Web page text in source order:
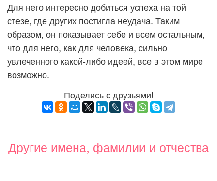
Для него интересно добиться успеха на той
стезе, где других постигла неудача. Таким
образом, он показывает себе и всем остальным,
что для него, как для человека, сильно
увлеченного какой-либо идеей, все в этом мире
возможно.
Поделись с друзьями!
Другие имена, фамилии и отчества